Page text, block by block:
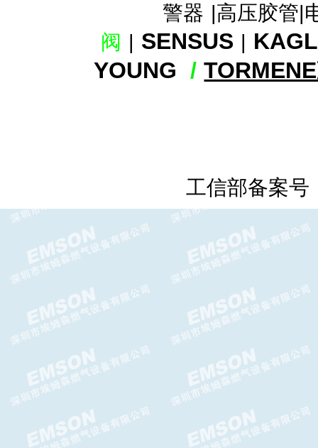
压减压阀
GIPS-H切断阀,GIPS-FC切断
Argos WA减压阀，Argos WA
警器 |高压胶管|
阀 | SENSUS |
YOUNG /
工信部备案号